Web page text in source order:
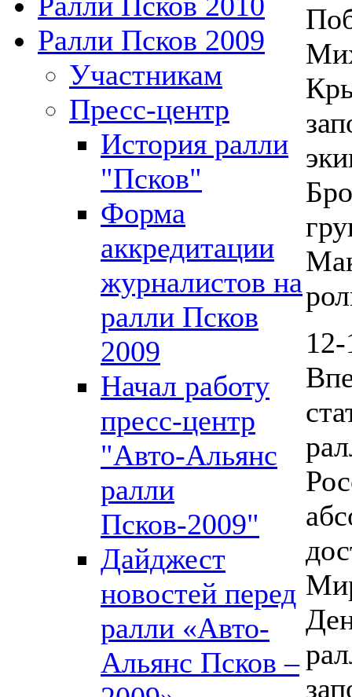
Ралли Псков 2009
Участникам
Пресс-центр
История ралли
"Псков"
Форма
аккредитации
журналистов на
ралли Псков
2009
Начал работу
пресс-центр
"Авто-Альянс
ралли
Псков-2009"
Дайджест
новостей перед
ралли «Авто-
Альянс Псков –
12-